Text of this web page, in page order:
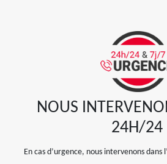
NOUS
24H/24
En cas d’urgence, nous intervenons dans